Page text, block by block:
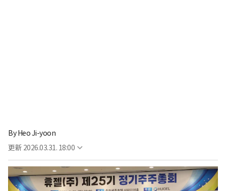
ByHeo Ji-yoon
更新 2026.03.31. 18:00